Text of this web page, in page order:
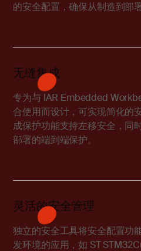
的安全配置，确保从制造到部
无缝集成
专为与 IAR Embedded
合使用而设计，可实现简化的
成保护功能支持左移安全，同
部署的端到端保护。
灵活的安全管理
独立的安全工具将安全配置功
发环境的应用，如 ST